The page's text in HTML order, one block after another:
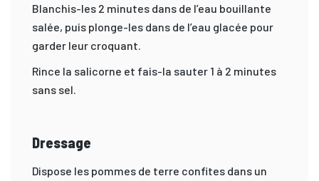
Blanchis-les 2 minutes dans de l’eau bouillante
salée, puis plonge-les dans de l’eau glacée pour
garder leur croquant.
Rince la salicorne et fais-la sauter 1 à 2 minutes
sans sel.
Dressage
Dispose les pommes de terre confites dans un